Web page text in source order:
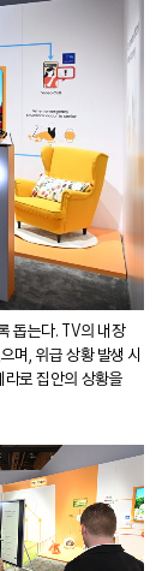
돕는다. TV의 내장
며, 위급 상황 발생 시
로 집안의 상황을